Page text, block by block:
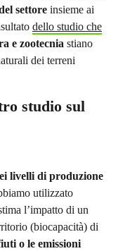
settore insieme ai
dello studio che
e zootecnia stiano
dei terreni
studio sul
livelli di produzione
utilizzato
l’impatto di un
(biocapacità) di
o le emissioni